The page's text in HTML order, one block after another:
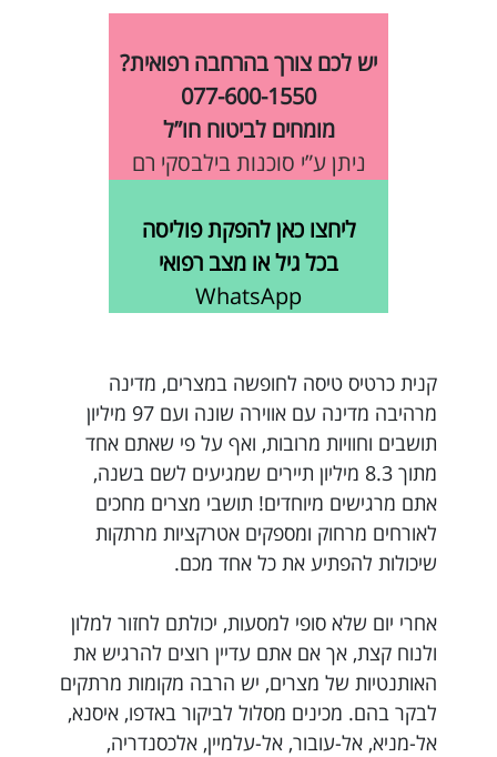
יש לכם צורך בהרחבה רפואית?
077-600-1550
מומחים לביטוח חו”ל
ניתן ע”י סוכנות בילבסקי רם
ליחצו כאן להפקת פוליסה
בכל גיל או מצב רפואי
WhatsApp
קנית כרטיס טיסה לחופשה במצרים, מדינה
מרהיבה מדינה עם אווירה שונה ועם 97 מיליון
תושבים וחוויות מרובות, ואף על פי שאתם אחד
מתוך 8.3 מיליון תיירים שמגיעים לשם בשנה,
אתם מרגישים מיוחדים! תושבי מצרים מחכים
לאורחים מרחוק ומספקים אטרקציות מרתקות
שיכולות להפתיע את כל אחד מכם.
אחרי יום שלא סופי למסעות, יכולתם לחזור למלון
ולנוח קצת, אך אם אתם עדיין רוצים להרגיש את
האותנטיות של מצרים, יש הרבה מקומות מרתקים
לבקר בהם. מכינים מסלול לביקור באדפו, איסנא,
אל-מניא, אל-עובור, אל-עלמיין, אלכסנדריה,